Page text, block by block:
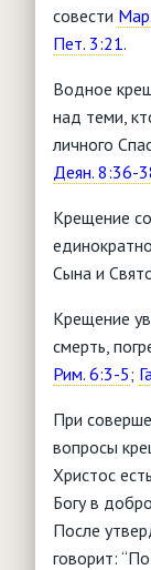
совести
Пет. 3:21.
Водное
над теми,
личного
Деян. 8:36-
Крещение
Сына и
Крещение
смерть,
Рим. 6:3-5;
При
вопросы
Христос
Богу в
После
говорит: